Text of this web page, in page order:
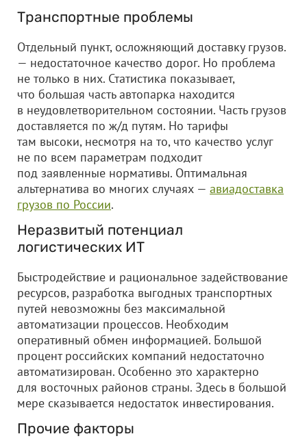
Транспортные проблемы
Отдельный пункт, осложняющий доставку грузов.
— недостаточное качество дорог. Но проблема
не только в них. Статистика показывает,
что большая часть автопарка находится
в неудовлетворительном состоянии. Часть грузов
доставляется по ж/д путям. Но тарифы
там высоки, несмотря на то, что качество услуг
не по всем параметрам подходит
под заявленные нормативы. Оптимальная
альтернатива во многих случаях — авиадоставка
грузов по России.
Неразвитый потенциал
логистических ИТ
Быстродействие и рациональное задействование
ресурсов, разработка выгодных транспортных
путей невозможны без максимальной
автоматизации процессов. Необходим
оперативный обмен информацией. Большой
процент российских компаний недостаточно
автоматизирован. Особенно это характерно
для восточных районов страны. Здесь в большой
мере сказывается недостаток инвестирования.
Прочие факторы